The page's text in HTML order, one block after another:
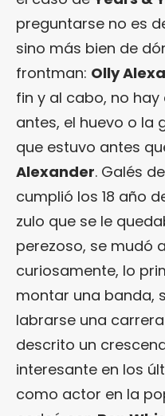
preguntarse no es
sino más bien de
frontman: Olly
fin y al cabo, no
antes, el huevo o la
que estuvo antes
Alexander. Galés
cumplió los 18 año
zulo que se le
perezoso, se mudó
curiosamente, lo
montar una banda,
labrarse una
descrito un
interesante en los
como actor en la